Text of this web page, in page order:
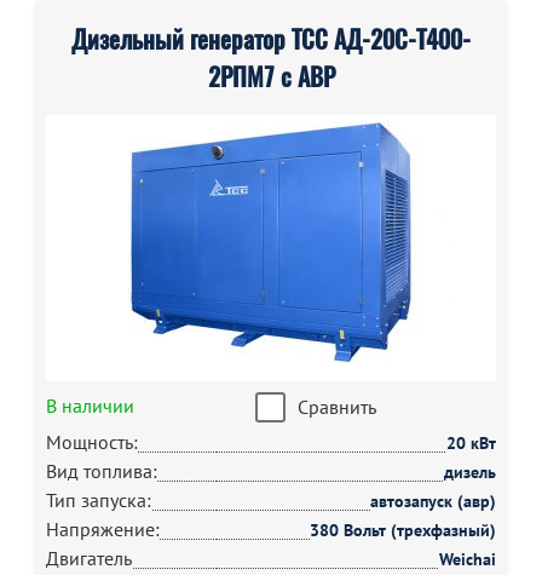
Дизельный генератор ТСС АД-20С-Т400-
2РПМ7 с АВР
В наличии
Сравнить
Мощность:
20 кВт
Вид топлива: дизель
Тип запуска: автозапуск (авр)
Напряжение: 380 Вольт (трехфазный)
Двигатель Weichai